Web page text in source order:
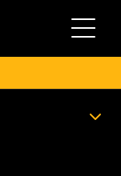
切換導航